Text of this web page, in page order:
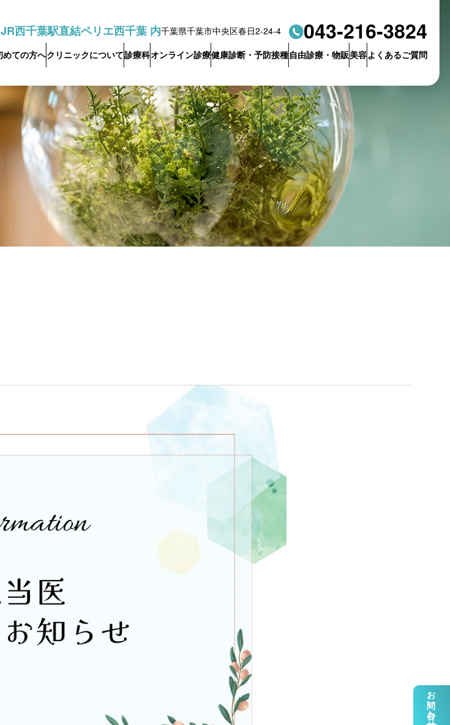
JR西千葉駅直結ペリエ西千葉 内千葉県千葉市中央区春日2-24-4 043-216-3824
めての方へクリニックについて
スタッフ紹介
アクセス
診療科
イン）
皮膚科
（対面・オンライン）
イン）
婦人科
（対面・オンライン）
オンライン診療健康診断・予防接種
一般健康診断
（雇入時・定期）
自主チェック型
採血検査
予防接種
自由診療・物販
自由診療 その他の
抗体検査
診断書 物販
美容
フォトフェイシャ
ル®
ピーリング
ピアス穴開け
よくあるご質問
お問い合わせ